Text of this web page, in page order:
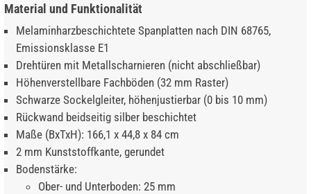
Material und Funktionalität
Melaminharzbeschichtete Spanplatten nach DIN 68765,
Emissionsklasse E1
Drehtüren mit Metallscharnieren (nicht abschließbar)
Höhenverstellbare Fachböden (32 mm Raster)
Schwarze Sockelgleiter, höhenjustierbar (0 bis 10 mm)
Rückwand beidseitig silber beschichtet
Maße (BxTxH): 166,1 x 44,8 x 84 cm
2 mm Kunststoffkante, gerundet
Bodenstärke:
Ober- und Unterboden: 25 mm